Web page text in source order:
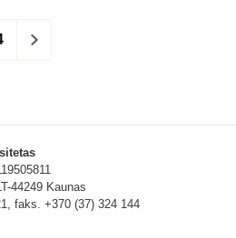
>
44249 Kaunas
faks. +370 (37) 324 144